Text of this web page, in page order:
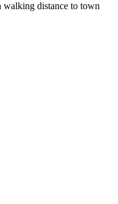
walking distance to town